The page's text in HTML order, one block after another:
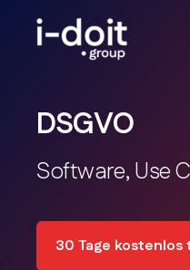
DSGVO
Software, Use
30 Tage kostenlos